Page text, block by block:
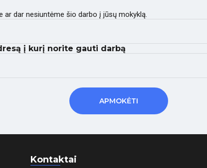
ar dar nesiuntėme šio darbo į jūsų mokyklą.
į kurį norite gauti darbą
Kontaktai